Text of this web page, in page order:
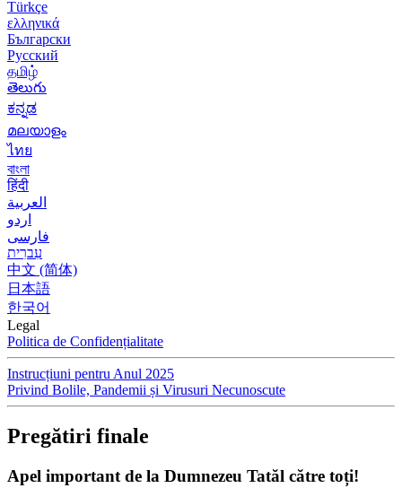
Türkçe
ελληνικά
Български
Русский
தமிழ்
తెలుగు
ಕನ್ನಡ
മലയാളം
ไทย
বাংলা
हिंदी
العربية
اردو
فارسی
עִברִית
中文 (简体)
日本語
한국어
Legal
Politica de Confidențialitate
Instrucțiuni pentru Anul 2025
Privind Bolile, Pandemii și Virusuri Necunoscute
Pregătiri finale
Apel important de la Dumnezeu Tatăl către toți!